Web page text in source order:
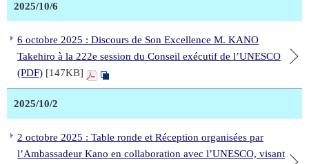
2025/10/6
6 octobre 2025 : Discours de Son Excellence M. KANO
Takehiro à la 222e session du Conseil exécutif de l’UNESCO
(PDF) [147KB]
2025/10/2
2 octobre 2025 : Table ronde et Réception organisées par
l’Ambassadeur Kano en collaboration avec l’UNESCO, visant